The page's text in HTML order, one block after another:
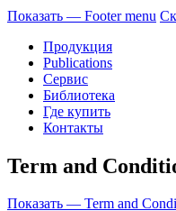
Показать — Footer menu
Продукция
Publications
Сервис
Библиотека
Где купить
Контакты
Term and
Показать — Term and